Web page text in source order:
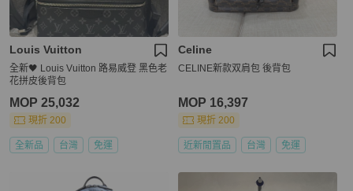
Louis Vuitton
全新🖤 Louis Vuitton 路易威登 黑色老
花拼皮後背包
MOP 25,032
現折 200
全新品 台灣 免運
Celine
CELINE新款双肩包 後背包
MOP 16,397
現折 200
近新閒置品 台灣 免運